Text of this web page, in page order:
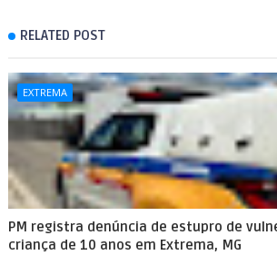
RELATED POST
EXTREMA
PM registra denúncia de estupro de
criança de 10 anos em Extrema, MG